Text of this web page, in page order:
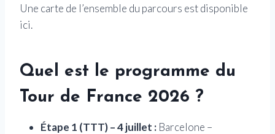
Une carte de l’ensemble du parcours est disponible
ici.
Quel est le programme du
Tour de France 2026 ?
Étape 1 (TTT) – 4 juillet : Barcelone –